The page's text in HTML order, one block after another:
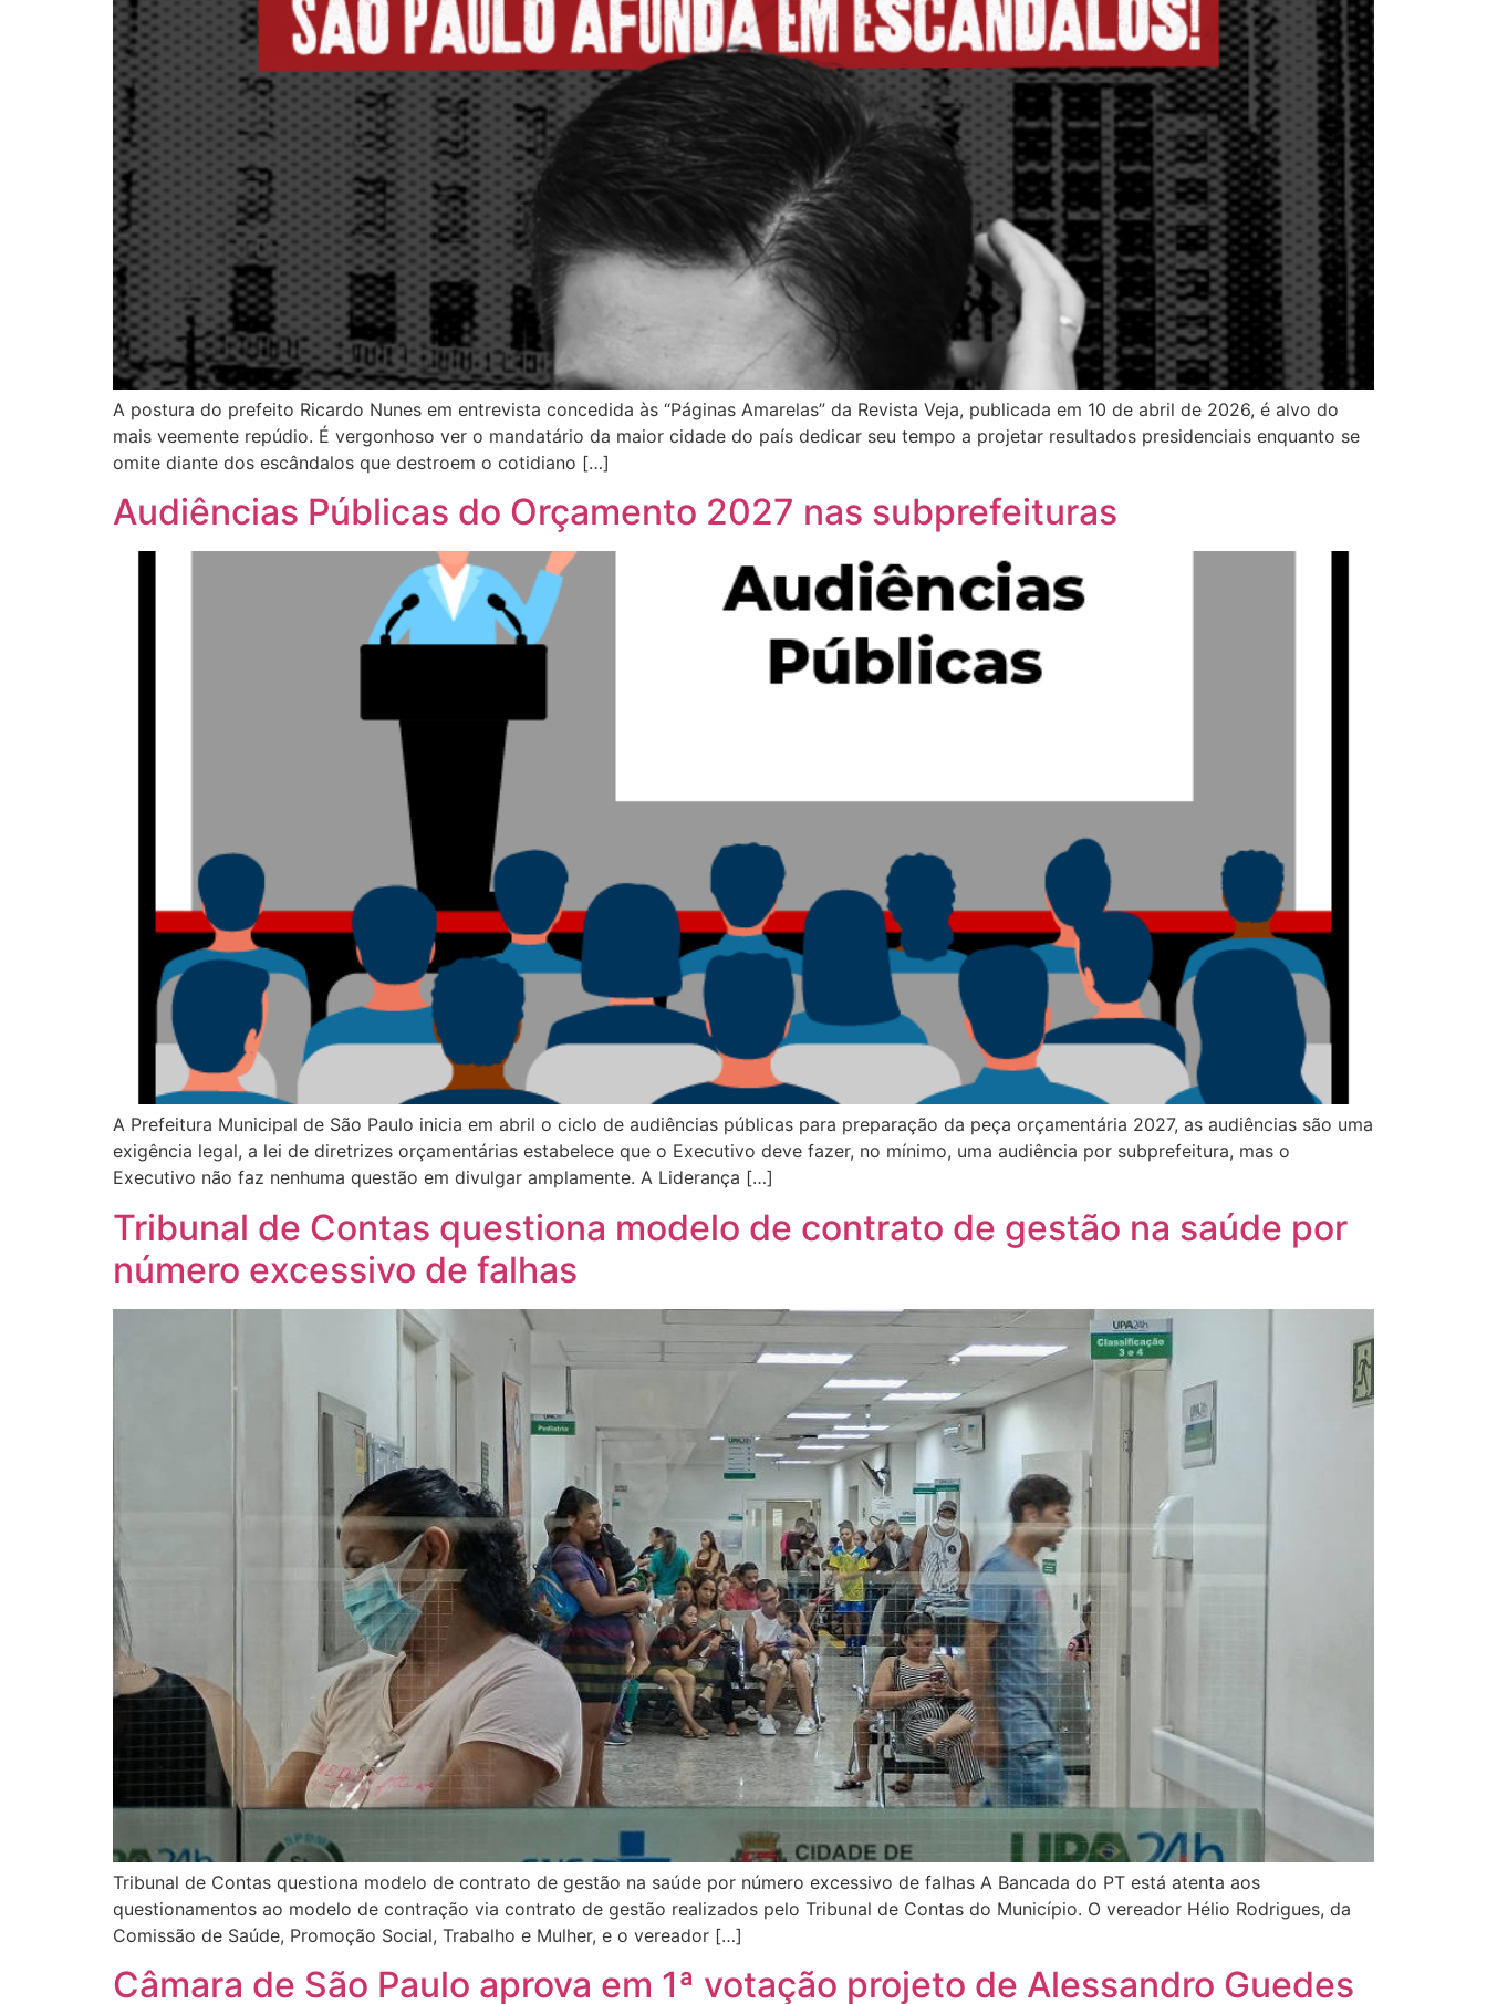
A postura do prefeito Ricardo Nunes em entrevista concedida às “Páginas Amarelas” da Revista Veja, publicada em 10 de abril de 2026, é alvo do
mais veemente repúdio. É vergonhoso ver o mandatário da maior cidade do país dedicar seu tempo a projetar resultados presidenciais enquanto se
omite diante dos escândalos que destroem o cotidiano […]
Audiências Públicas do Orçamento 2027 nas subprefeituras
A Prefeitura Municipal de São Paulo inicia em abril o ciclo de audiências públicas para preparação da peça orçamentária 2027, as audiências são uma
exigência legal, a lei de diretrizes orçamentárias estabelece que o Executivo deve fazer, no mínimo, uma audiência por subprefeitura, mas o
Executivo não faz nenhuma questão em divulgar amplamente. A Liderança […]
Tribunal de Contas questiona modelo de contrato de gestão na saúde por
número excessivo de falhas
Tribunal de Contas questiona modelo de contrato de gestão na saúde por número excessivo de falhas A Bancada do PT está atenta aos
questionamentos ao modelo de contração via contrato de gestão realizados pelo Tribunal de Contas do Município. O vereador Hélio Rodrigues, da
Comissão de Saúde, Promoção Social, Trabalho e Mulher, e o vereador […]
Câmara de São Paulo aprova em 1ª votação projeto de Alessandro Guedes